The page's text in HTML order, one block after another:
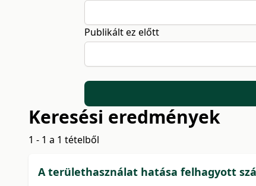
Publikált ez előtt
Keresési eredmények
1 - 1 a 1 tételből
A területhasználat hatása felhagyott